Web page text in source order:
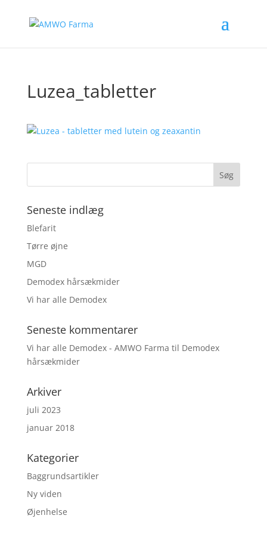
Luzea_tabletter
Seneste indlæg
Blefarit
Tørre øjne
MGD
Demodex hårsækmider
Vi har alle Demodex
Seneste kommentarer
Vi har alle Demodex - AMWO Farma til Demodex
hårsækmider
Arkiver
juli 2023
januar 2018
Kategorier
Baggrundsartikler
Ny viden
Øjenhelse